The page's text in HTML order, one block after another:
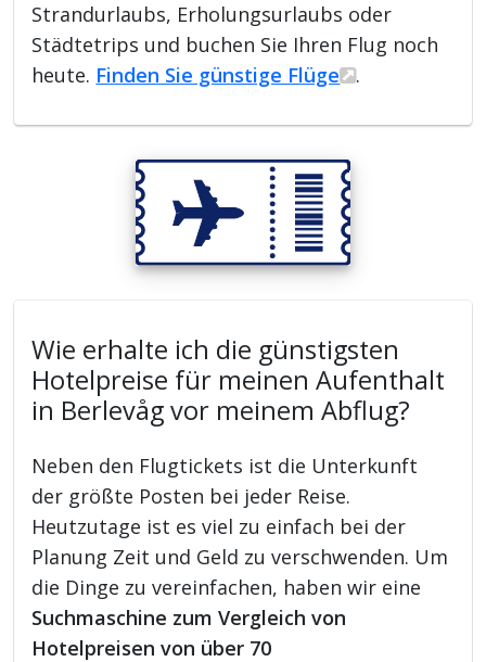
Strandurlaubs, Erholungsurlaubs oder
Städtetrips und buchen Sie Ihren Flug noch
heute. Finden Sie günstige Flüge .
Wie erhalte ich die günstigsten
Hotelpreise für meinen Aufenthalt
in Berlevåg vor meinem Abflug?
Neben den Flugtickets ist die Unterkunft
der größte Posten bei jeder Reise.
Heutzutage ist es viel zu einfach bei der
Planung Zeit und Geld zu verschwenden. Um
die Dinge zu vereinfachen, haben wir eine
Suchmaschine zum Vergleich von
Hotelpreisen von über 70